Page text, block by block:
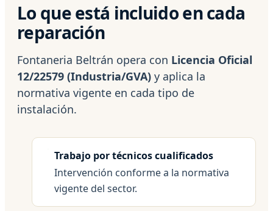
Lo que está incluido en cada
reparación
Fontaneria Beltrán opera con Licencia Oficial
12/22579 (Industria/GVA) y aplica la
normativa vigente en cada tipo de
instalación.
Trabajo por técnicos cualificados
Intervención conforme a la normativa
vigente del sector.